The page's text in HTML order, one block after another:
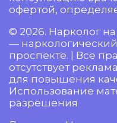
офертой,
© 2026. Нарколог
—
проспекте. | Все
отсутствует
для повышения
Использование
разрешения